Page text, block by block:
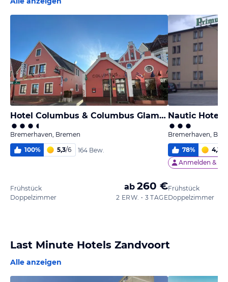
Hotel Columbus & Columbus Glamping
Bremerhaven, Bremen
100% 5,3/6 164 Bew.
Frühstück
Doppelzimmer
ab 260 €
2 ERW. • 3 TAGE
Nautic Hotel
Bremerhaven,
78% 4,3
Anmelden &
Frühstück
Doppelzimmer
Last Minute Hotels Zandvoort
Alle anzeigen